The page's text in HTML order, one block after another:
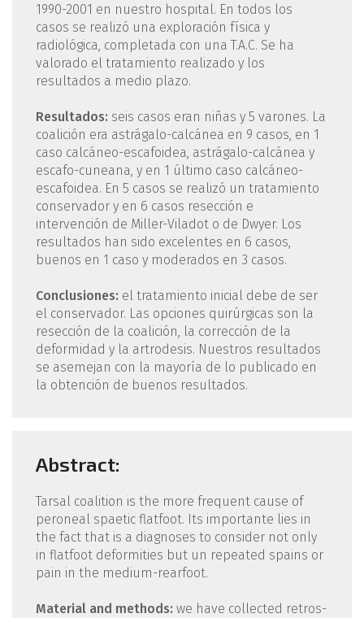
1990-2001 en nuestro hospital. En todos los
casos se realizó una exploración física y
radiológica, completada con una T.A.C. Se ha
valorado el tratamiento realizado y los
resultados a medio plazo.
Resultados: seis casos eran niñas y 5 varones. La
coalición era astrágalo-calcánea en 9 casos, en 1
caso calcáneo-escafoidea, astrágalo-calcánea y
escafo-cuneana, y en 1 último caso calcáneo-
escafoidea. En 5 casos se realizó un tratamiento
conservador y en 6 casos resección e
intervención de Miller-Viladot o de Dwyer. Los
resultados han sido excelentes en 6 casos,
buenos en 1 caso y moderados en 3 casos.
Conclusiones: el tratamiento inicial debe de ser
el conservador. Las opciones quirúrgicas son la
resección de la coalición, la corrección de la
deformidad y la artrodesis. Nuestros resultados
se asemejan con la mayoría de lo publicado en
la obtención de buenos resultados.
Abstract:
Tarsal coalition is the more frequent cause of
peroneal spaetic flatfoot. Its importante lies in
the fact that is a diagnoses to consider not only
in flatfoot deformities but un repeated spains or
pain in the medium-rearfoot.
Material and methods: we have collected retros-